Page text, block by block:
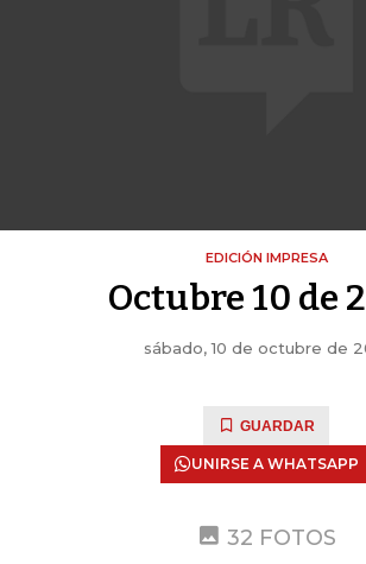
EDICIÓN IMPRESA
Octubre 10 de
sábado, 10 de octubre de
GUARDAR
UNIRSE A WHATSAPP
32 FOTOS